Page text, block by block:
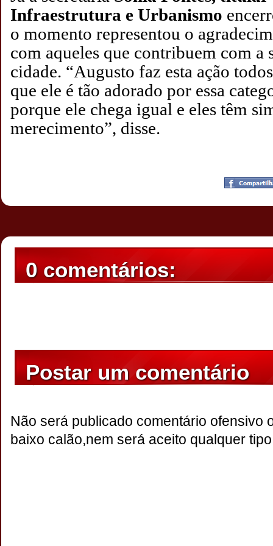
Infraestrutura e Urbanismo
o momento representou o
com aqueles que contribuem com a
cidade. “Augusto faz esta ação
que ele é tão adorado por essa
porque ele chega igual e eles têm
merecimento”, disse.
23:07
0 comentários:
Postar um comentário
Não será publicado comentário ofensivo
baixo calão,nem será aceito qualquer